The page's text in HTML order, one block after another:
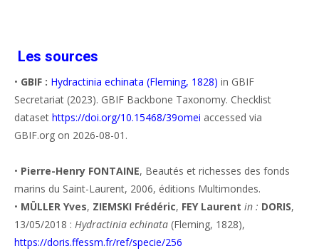
Les sources
• GBIF : Hydractinia echinata (Fleming, 1828) in GBIF
Secretariat (2023). GBIF Backbone Taxonomy. Checklist
dataset https://doi.org/10.15468/39omei accessed via
GBIF.org on 2026-08-01.
• Pierre-Henry FONTAINE, Beautés et richesses des fonds
marins du Saint-Laurent, 2006, éditions Multimondes.
• MÜLLER Yves, ZIEMSKI Frédéric, FEY Laurent in : DORIS,
13/05/2018 : Hydractinia echinata (Fleming, 1828),
https://doris.ffessm.fr/ref/specie/256